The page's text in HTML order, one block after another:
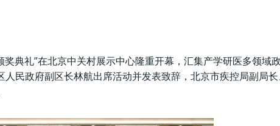
典礼”在北京中关村展示中心隆重开幕，汇集产学研医多领域
民政府副区长林航出席活动并发表致辞，北京市疾控局副局